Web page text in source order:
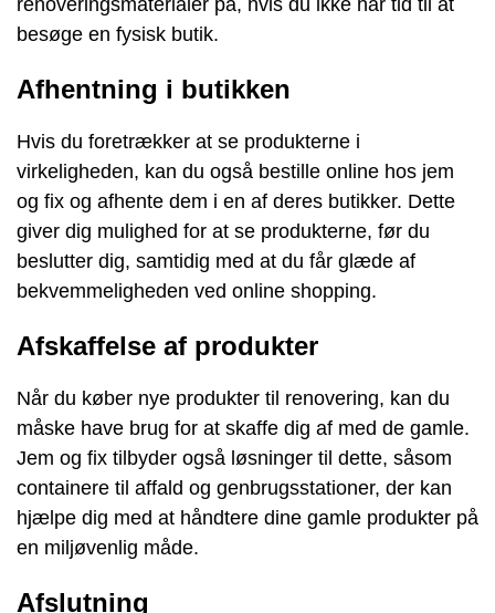
besøge en fysisk butik.
Afhentning i butikken
Hvis du foretrækker at se produkterne i
virkeligheden, kan du også bestille online hos jem
og fix og afhente dem i en af deres butikker. Dette
giver dig mulighed for at se produkterne, før du
beslutter dig, samtidig med at du får glæde af
bekvemmeligheden ved online shopping.
Afskaffelse af produkter
Når du køber nye produkter til renovering, kan du
måske have brug for at skaffe dig af med de gamle.
Jem og fix tilbyder også løsninger til dette, såsom
containere til affald og genbrugsstationer, der kan
hjælpe dig med at håndtere dine gamle produkter på
en miljøvenlig måde.
Afslutning